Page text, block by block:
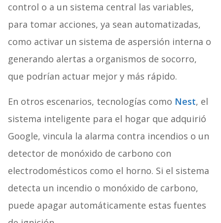
control o a un sistema central las variables,
para tomar acciones, ya sean automatizadas,
como activar un sistema de aspersión interna o
generando alertas a organismos de socorro,
que podrían actuar mejor y más rápido.
En otros escenarios, tecnologías como Nest, el
sistema inteligente para el hogar que adquirió
Google, vincula la alarma contra incendios o un
detector de monóxido de carbono con
electrodomésticos como el horno. Si el sistema
detecta un incendio o monóxido de carbono,
puede apagar automáticamente estas fuentes